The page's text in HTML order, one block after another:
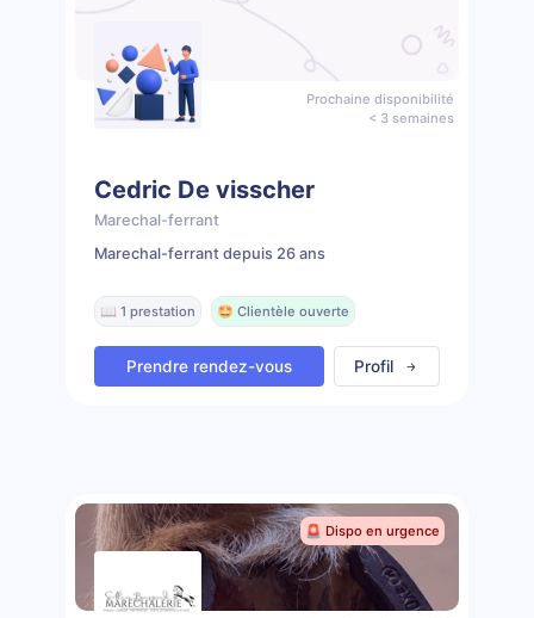
Prochaine disponibilité
< 3 semaines
Cedric De visscher
Marechal-ferrant
Marechal-ferrant depuis 26 ans
📖 1 prestation 🤩 Clientèle ouverte
Prendre rendez-vous Profil
🚨 Dispo en urgence